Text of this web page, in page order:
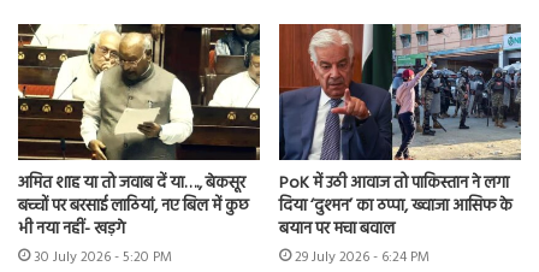
अमित शाह या तो जवाब दें या…., बेकसूर
बच्चों पर बरसाई लाठियां, नए बिल में कुछ
भी नया नहीं- खड़गे
30 July 2026 - 5:20 PM
PoK में उठी आवाज तो पाकिस्तान ने लगा
दिया ‘दुश्मन’ का ठप्पा, ख्वाजा आसिफ के
बयान पर मचा बवाल
29 July 2026 - 6:24 PM